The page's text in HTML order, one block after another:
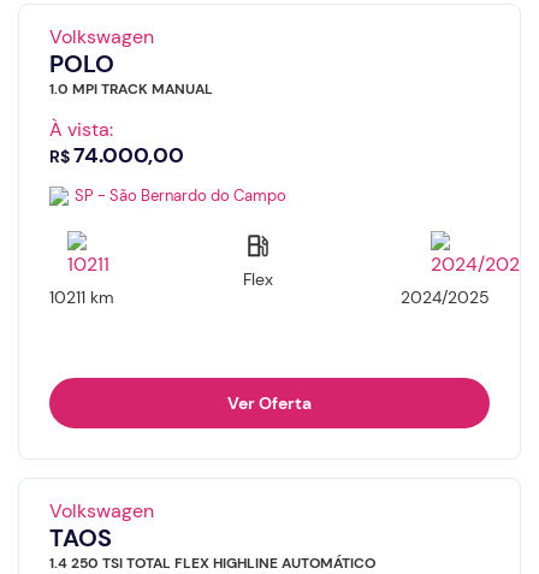
Volkswagen
POLO
1.0 MPI TRACK MANUAL
À vista:
R$74.000,00
SP - São Bernardo do Campo
10211 km
Flex
2024/2025
Ver Oferta
Volkswagen
TAOS
1.4 250 TSI TOTAL FLEX HIGHLINE AUTOMÁTICO